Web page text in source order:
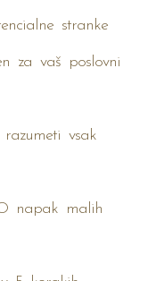
stranke
za vaš poslovni
vsak
napak malih